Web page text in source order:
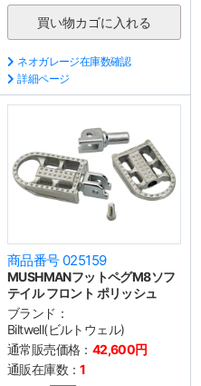
ネオガレージ在庫数確認
詳細ページ
商品番号 025159
MUSHMANフットペグM8ソフ
テイル フロント ポリッシュ
ブランド：
Biltwell(ビルトウェル)
通常販売価格： 42,600円
通販在庫数：1